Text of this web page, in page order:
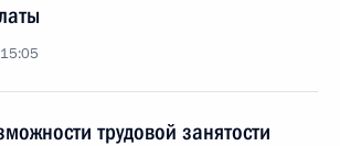
трудовой занятости